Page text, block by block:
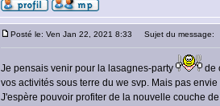
Posté le: Ven Jan 22, 2021 8:33 Sujet du message:
Je pensais venir pour la lasagnes-party
de
vos activités sous terre du we svp. Mais pas
J'espère pouvoir profiter de la nouvelle couche